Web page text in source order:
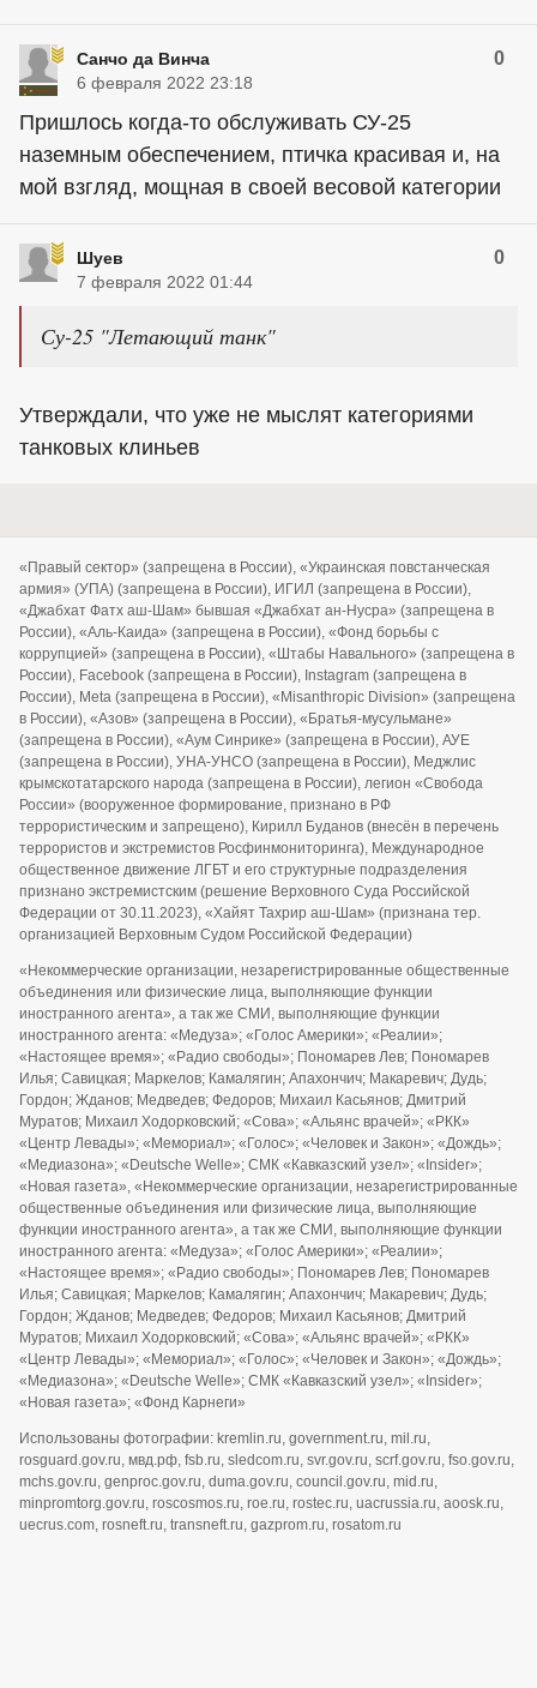
Санчо да Винча 0
6 февраля 2022 23:18
Пришлось когда-то обслуживать СУ-25
наземным обеспечением, птичка красивая и, на
мой взгляд, мощная в своей весовой категории
Шуев 0
7 февраля 2022 01:44
Су-25 "Летающий танк"
Утверждали, что уже не мыслят категориями
танковых клиньев
«Правый сектор» (запрещена в России), «Украинская повстанческая
армия» (УПА) (запрещена в России), ИГИЛ (запрещена в России),
«Джабхат Фатх аш-Шам» бывшая «Джабхат ан-Нусра» (запрещена в
России), «Аль-Каида» (запрещена в России), «Фонд борьбы с
коррупцией» (запрещена в России), «Штабы Навального» (запрещена в
России), Facebook (запрещена в России), Instagram (запрещена в
России), Meta (запрещена в России), «Misanthropic Division» (запрещена
в России), «Азов» (запрещена в России), «Братья-мусульмане»
(запрещена в России), «Аум Синрике» (запрещена в России), АУЕ
(запрещена в России), УНА-УНСО (запрещена в России), Меджлис
крымскотатарского народа (запрещена в России), легион «Свобода
России» (вооруженное формирование, признано в РФ
террористическим и запрещено), Кирилл Буданов (внесён в перечень
террористов и экстремистов Росфинмониторинга), Международное
общественное движение ЛГБТ и его структурные подразделения
признано экстремистским (решение Верховного Суда Российской
Федерации от 30.11.2023), «Хайят Тахрир аш-Шам» (признана тер.
организацией Верховным Судом Российской Федерации)
«Некоммерческие организации, незарегистрированные общественные
объединения или физические лица, выполняющие функции
иностранного агента», а так же СМИ, выполняющие функции
иностранного агента: «Медуза»; «Голос Америки»; «Реалии»;
«Настоящее время»; «Радио свободы»; Пономарев Лев; Пономарев
Илья; Савицкая; Маркелов; Камалягин; Апахончич; Макаревич; Дудь;
Гордон; Жданов; Медведев; Федоров; Михаил Касьянов; Дмитрий
Муратов; Михаил Ходорковский; «Сова»; «Альянс врачей»; «РКК»
«Центр Левады»; «Мемориал»; «Голос»; «Человек и Закон»; «Дождь»;
«Медиазона»; «Deutsche Welle»; СМК «Кавказский узел»; «Insider»;
«Новая газета», «Некоммерческие организации, незарегистрированные
общественные объединения или физические лица, выполняющие
функции иностранного агента», а так же СМИ, выполняющие функции
иностранного агента: «Медуза»; «Голос Америки»; «Реалии»;
«Настоящее время»; «Радио свободы»; Пономарев Лев; Пономарев
Илья; Савицкая; Маркелов; Камалягин; Апахончич; Макаревич; Дудь;
Гордон; Жданов; Медведев; Федоров; Михаил Касьянов; Дмитрий
Муратов; Михаил Ходорковский; «Сова»; «Альянс врачей»; «РКК»
«Центр Левады»; «Мемориал»; «Голос»; «Человек и Закон»; «Дождь»;
«Медиазона»; «Deutsche Welle»; СМК «Кавказский узел»; «Insider»;
«Новая газета»; «Фонд Карнеги»
Использованы фотографии: kremlin.ru, government.ru, mil.ru,
rosguard.gov.ru, мвд.рф, fsb.ru, sledcom.ru, svr.gov.ru, scrf.gov.ru, fso.gov.ru,
mchs.gov.ru, genproc.gov.ru, duma.gov.ru, council.gov.ru, mid.ru,
minpromtorg.gov.ru, roscosmos.ru, roe.ru, rostec.ru, uacrussia.ru, aoosk.ru,
uecrus.com, rosneft.ru, transneft.ru, gazprom.ru, rosatom.ru